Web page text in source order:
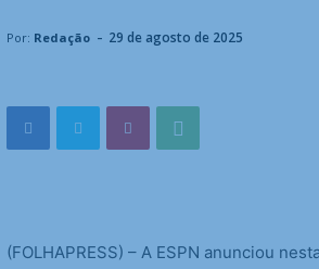
Por: Redação - 29 de agosto de 2025
(FOLHAPRESS) – A ESPN anunciou